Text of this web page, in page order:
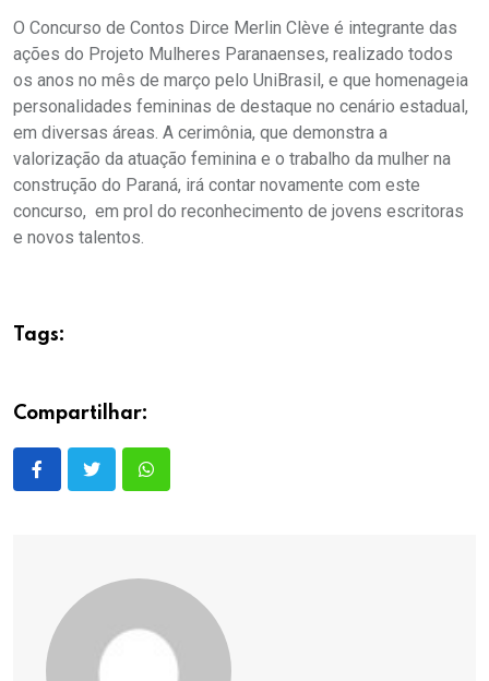
O Concurso de Contos Dirce Merlin Clève é integrante das
ações do Projeto Mulheres Paranaenses, realizado todos
os anos no mês de março pelo UniBrasil, e que homenageia
personalidades femininas de destaque no cenário estadual,
em diversas áreas. A cerimônia, que demonstra a
valorização da atuação feminina e o trabalho da mulher na
construção do Paraná, irá contar novamente com este
concurso, em prol do reconhecimento de jovens escritoras
e novos talentos.
Tags:
Compartilhar: